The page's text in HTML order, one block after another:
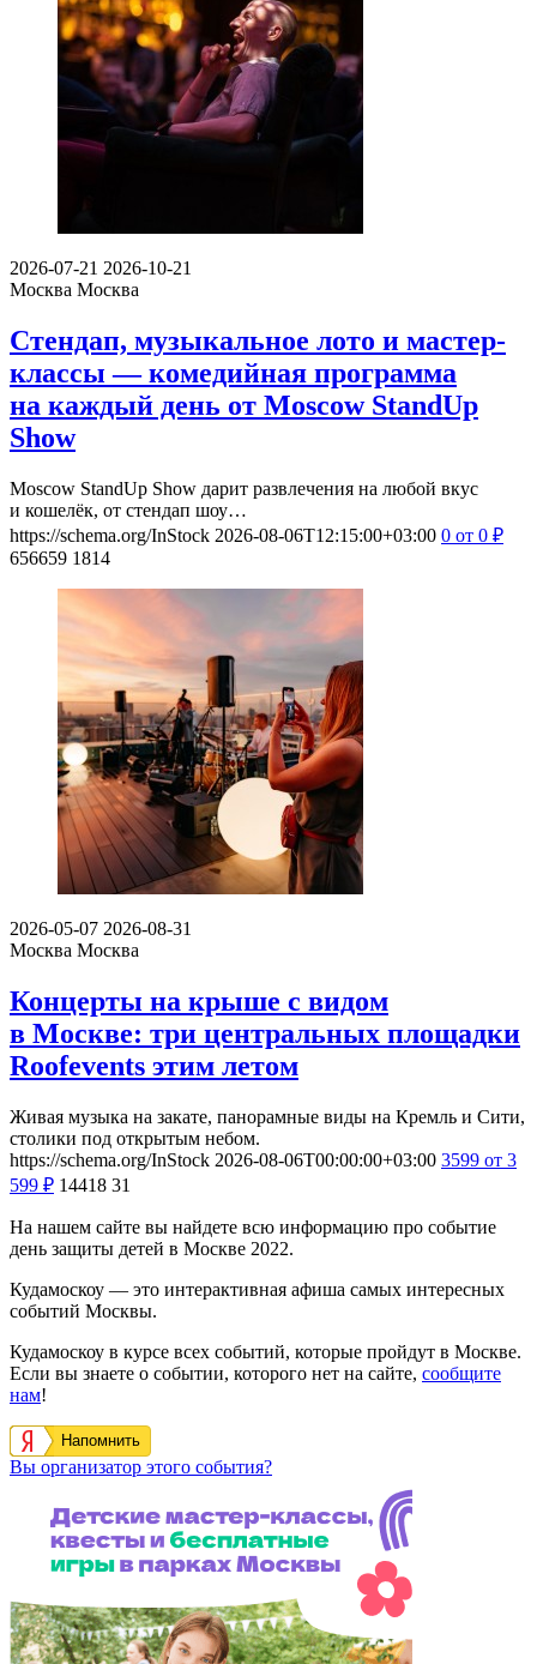
2026-07-21 2026-10-21
Москва Москва
Стендап, музыкальное лото и мастер-
классы — комедийная программа
на каждый день от Moscow StandUp
Show
Moscow StandUp Show дарит развлечения на любой вкус
и кошелёк, от стендап шоу…
https://schema.org/InStock 2026-08-06T12:15:00+03:00 0 от 0 ₽
656659 1814
2026-05-07 2026-08-31
Москва Москва
Концерты на крыше с видом
в Москве: три центральных площадки
Roofevents этим летом
Живая музыка на закате, панорамные виды на Кремль и Сити,
столики под открытым небом.
https://schema.org/InStock 2026-08-06T00:00:00+03:00 3599 от 3
599 ₽ 14418 31
На нашем сайте вы найдете всю информацию про событие
день защиты детей в Москве 2022.
Кудамоскоу — это интерактивная афиша самых интересных
событий Москвы.
Кудамоскоу в курсе всех событий, которые пройдут в Москве.
Если вы знаете о событии, которого нет на сайте, сообщите
нам!
Напомнить
Вы организатор этого события?